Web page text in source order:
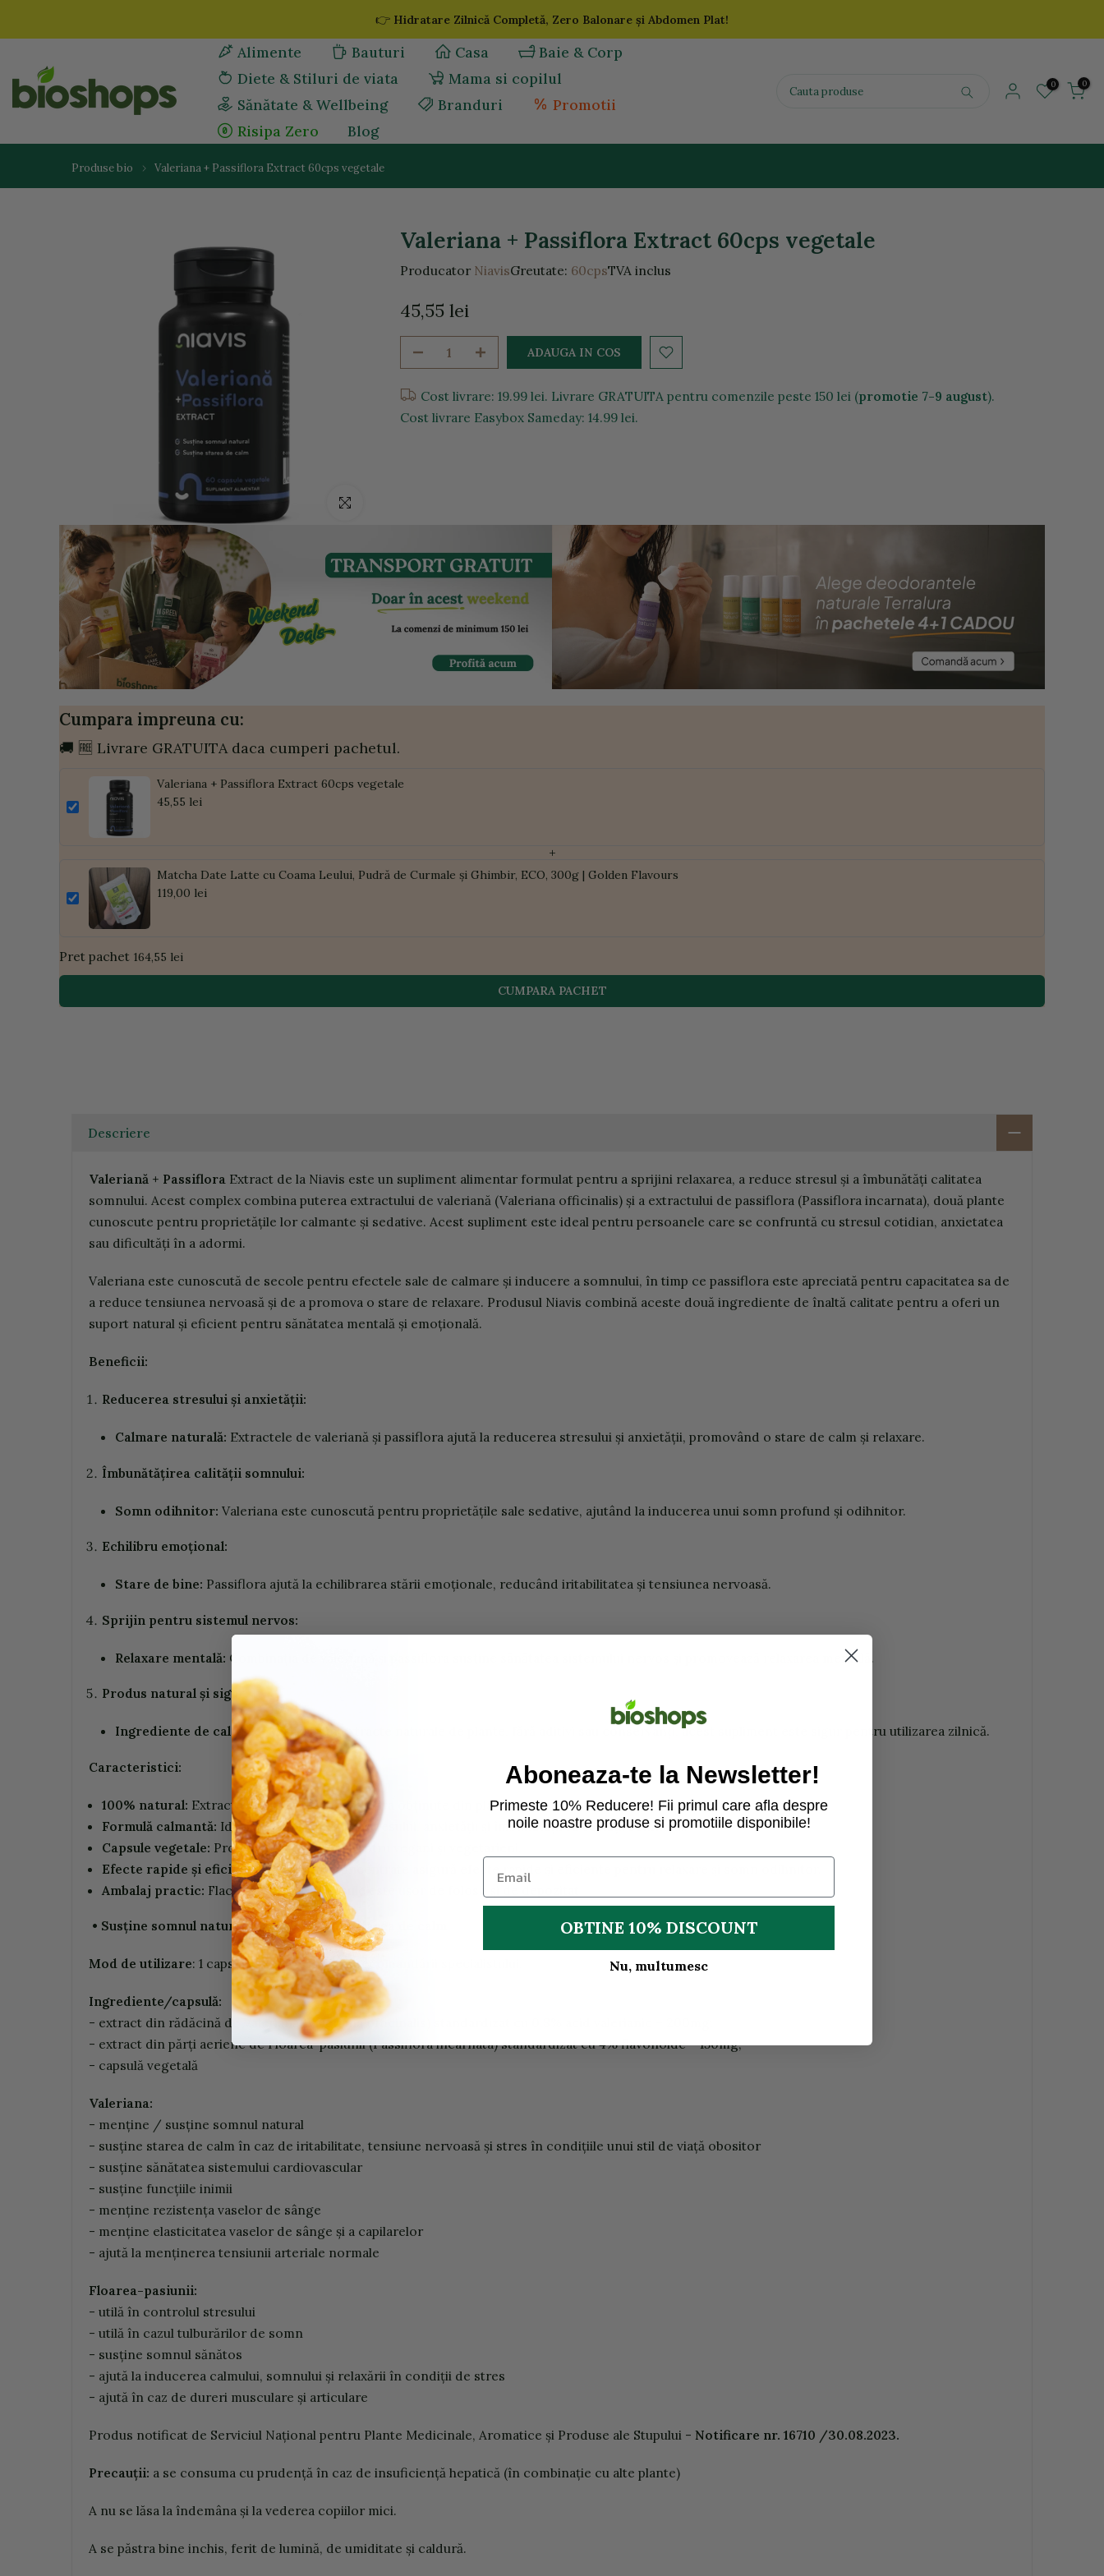
la
👉 Hidratare Zilnică Completă, Zero Balonare și Abdomen Plat!
Alimente Bauturi Casa
Baie & Corp
Diete & Stiluri de viata
Mama si copilul
Sănătate & Wellbeing
Branduri
Promotii
Risipa Zero
Blog
0 0
Produse bio Valeriana + Passiflora Extract 60cps vegetale
Click pentru a mari
Valeriana + Passiflora Extract 60cps vegetale
Producator NiavisGreutate: 60cpsTVA inclus
45,55 lei
ADAUGA IN COS
Cost livrare: 19.99 lei. Livrare GRATUITA pentru comenzile peste 150 lei (promotie 7-9 august).
Cost livrare Easybox Sameday: 14.99 lei.
Cumpara impreuna cu:
🚚 🆓 Livrare GRATUITA daca cumperi pachetul.
Valeriana + Passiflora Extract 60cps vegetale
45,55 lei
+
Matcha Date Latte cu Coama Leului, Pudră de Curmale și Ghimbir, ECO, 300g | Golden Flavours
119,00 lei
Pret pachet 164,55 lei
CUMPARA PACHET
Descriere
Valeriană + Passiflora Extract de la Niavis este un supliment alimentar formulat pentru a sprijini relaxarea, a reduce stresul și a îmbunătăți calitatea
somnului. Acest complex combina puterea extractului de valeriană (Valeriana officinalis) și a extractului de passiflora (Passiflora incarnata), două plante
cunoscute pentru proprietățile lor calmante și sedative. Acest supliment este ideal pentru persoanele care se confruntă cu stresul cotidian, anxietatea
sau dificultăți în a adormi.
Valeriana este cunoscută de secole pentru efectele sale de calmare și inducere a somnului, în timp ce passiflora este apreciată pentru capacitatea sa de
a reduce tensiunea nervoasă și de a promova o stare de relaxare. Produsul Niavis combină aceste două ingrediente de înaltă calitate pentru a oferi un
suport natural și eficient pentru sănătatea mentală și emoțională.
Beneficii:
Reducerea stresului și anxietății:
Calmare naturală: Extractele de valeriană și passiflora ajută la reducerea stresului și anxietății, promovând o stare de calm și relaxare.
Îmbunătățirea calității somnului:
Somn odihnitor: Valeriana este cunoscută pentru proprietățile sale sedative, ajutând la inducerea unui somn profund și odihnitor.
Echilibru emoțional:
Stare de bine: Passiflora ajută la echilibrarea stării emoționale, reducând iritabilitatea și tensiunea nervoasă.
Sprijin pentru sistemul nervos:
Relaxare mentală: Combinația de valeriană și passiflora susține sănătatea sistemului nervos și promovează relaxarea mentală.
Produs natural și sigur:
Ingrediente de calitate: Realizat din extracte naturale de plante, fără aditivi sau conservanți, acest supliment este sigur pentru utilizarea zilnică.
Caracteristici:
100% natural: Extracte de valeriană și passiflora obținute din plante de înaltă calitate, fără aditivi sau conservanți.
Formulă calmantă: Ideal pentru reducerea stresului, anxietății și îmbunătățirea calității somnului.
Capsule vegetale: Produsul este potrivit pentru vegani și vegetarieni.
Efecte rapide și eficiente: Extractele concentrate asigură efecte rapide și eficiente pentru relaxare și somn odihnitor.
Ambalaj practic: Flaconul de 60 de capsule este ușor de folosit și de depozitat
• Susține somnul natural • Susține starea de calm
Mod de utilizare: 1 capsulă pe zi /conform re
Ingrediente/capsulă:
- extract din rădăcină d Vale riană (Valeriana of
- extract din părți aeriene de Floarea-pasiunii (Passiflora incarnata) standardizat cu4% favonoide –150mg;
- capsulă vegetală
Valeriana:
- menține / susține somnul natural
- susține starea de calm în caz de iritabilitate, tensiune nervoasă și stres în condițiile unui stil de viață obositor
- susține sănătatea sistemului cardiovascular
- susține funcțiile inimii
- menține rezistența vaselor de sânge
- menține elasticitatea vaselor de sânge și a capilarelor
- ajută la menținerea tensiunii arteriale normale
Floarea-pasiunii:
- utilă în controlul stresului
- utilă în cazul tulburărilor de somn
- susține somnul sănătos
- ajută la inducerea calmului, somnului și relaxării în condiții de stres
- ajută în caz de dureri musculare și articulare
Produs notificat de Serviciul Naţional pentru Plante Medicinale, Aromatice şi Produse ale Stupului - Notificare nr. 16710 /30.08.2023.
Precauții: a se consuma cu prudență în caz de insuficiență hepatică (în combinație cu alte plante)
A nu se lăsa la îndemâna şi la vederea copiilor mici.
A se păstra bine inchis, ferit de lumină, de umiditate şi caldură.
Aboneaza-te la Newsletter!
Primeste 10% Reducere! Fii primul care afla despre
noile noastre produse si promotiile disponibile!
OBTINE 10% DISCOUNT
Nu, multumesc